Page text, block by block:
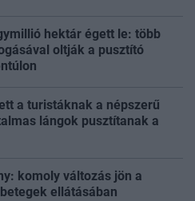
hektár égett le: több
oltják a pusztító
a turistáknak a népszerű
lángok pusztítanak a
komoly változás jön a
ellátásában